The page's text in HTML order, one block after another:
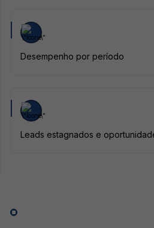
Desempenho por período
Leads estagnados e